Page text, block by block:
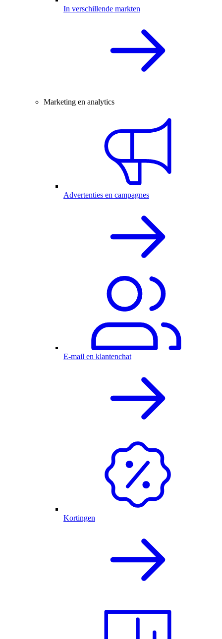
In verschillende markten
Marketing en analytics
Advertenties en campagnes
E-mail en klantenchat
Kortingen